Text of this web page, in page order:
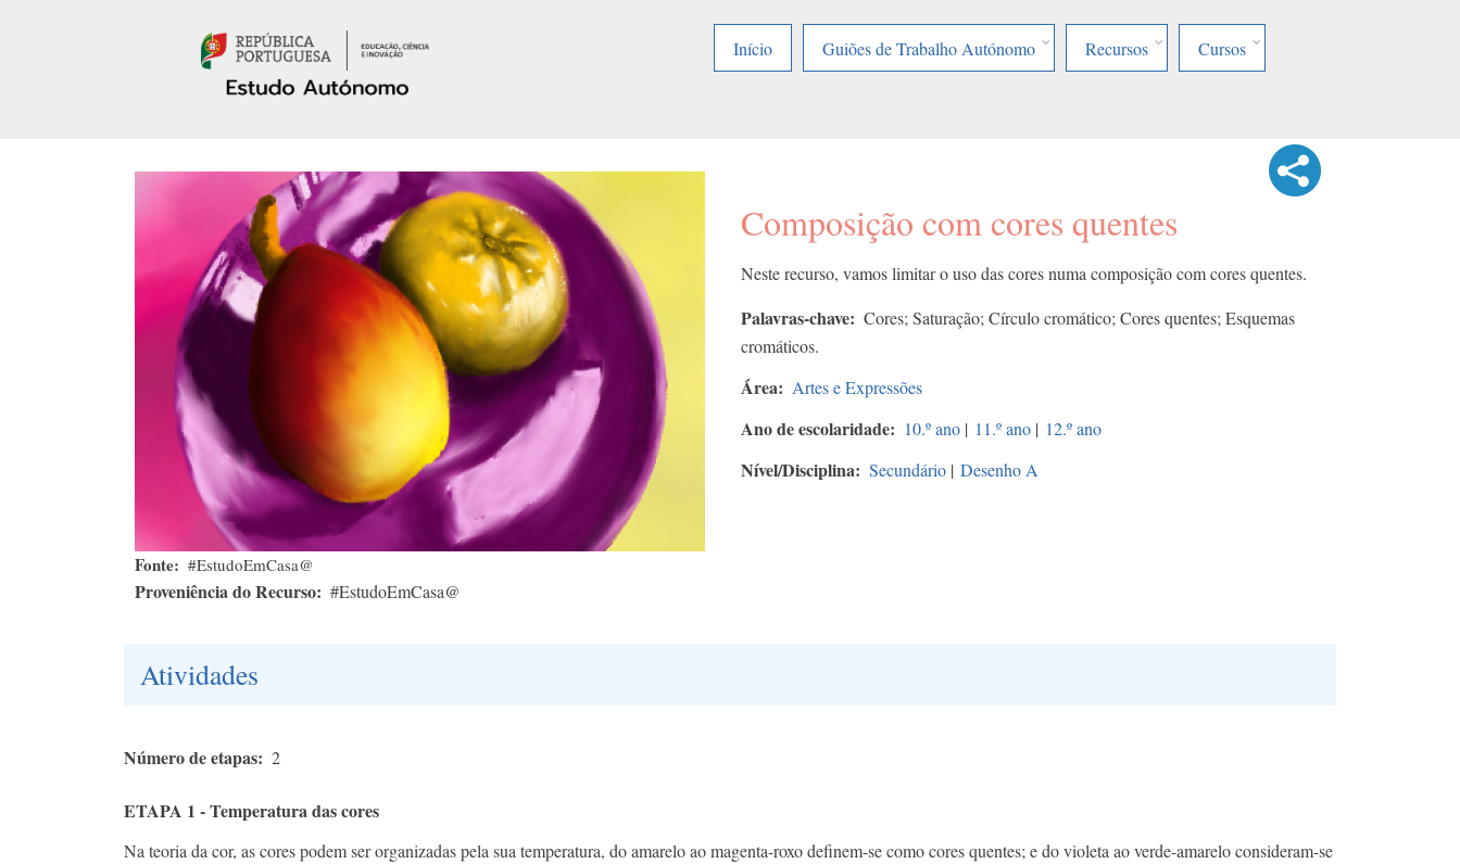
Início
Guiões de Trabalho Autónomo Recursos Cursos
Fonte #EstudoEmCasa@
Proveniência do Recurso #EstudoEmCasa@
Composição com cores quentes
Neste recurso, vamos limitar o uso das cores numa composição com cores quentes.
Palavras-chave
Cores; Saturação; Círculo cromático; Cores quentes; Esquemas
cromáticos.
Área Artes e Expressões
Ano de escolaridade 10.º ano | 11.º ano | 12.º ano
Nível/Disciplina Secundário | Desenho A
Atividades
Número de etapas 2
ETAPA 1 - Temperatura das cores
Na teoria da cor, as cores podem ser organizadas pela sua temperatura, do amarelo ao magenta-roxo definem-se como cores quentes; e do violeta ao verde-amarelo consideram-se